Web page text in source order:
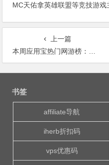
上一篇
本周应用宝热门网游榜：《少年三国志》火热夺冠
文
书签
affiliate导航
iherb折扣码
vps优惠码